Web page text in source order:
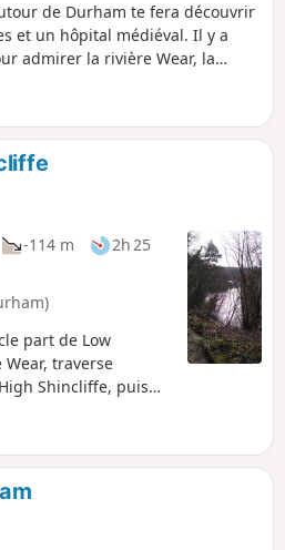
de Durham te fera découvrir
et un hôpital médiéval. Il y a
admirer la rivière Wear, la
du relief de Durham.
-114 m
2h 25
part de Low
traverse
Shincliffe, puis